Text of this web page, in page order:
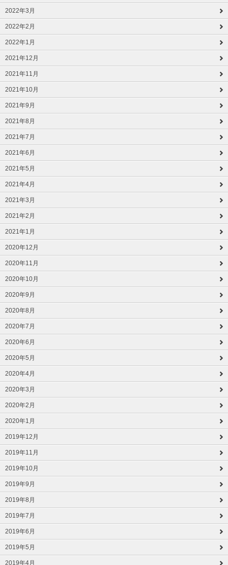
2022年3月
2022年2月
2022年1月
2021年12月
2021年11月
2021年10月
2021年9月
2021年8月
2021年7月
2021年6月
2021年5月
2021年4月
2021年3月
2021年2月
2021年1月
2020年12月
2020年11月
2020年10月
2020年9月
2020年8月
2020年7月
2020年6月
2020年5月
2020年4月
2020年3月
2020年2月
2020年1月
2019年12月
2019年11月
2019年10月
2019年9月
2019年8月
2019年7月
2019年6月
2019年5月
2019年4月